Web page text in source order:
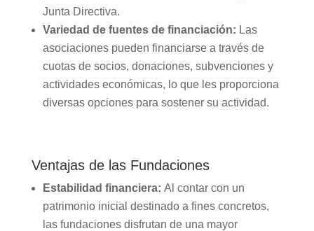
Junta Directiva.
Variedad de fuentes de financiación: Las
asociaciones pueden financiarse a través de
cuotas de socios, donaciones, subvenciones y
actividades económicas, lo que les proporciona
diversas opciones para sostener su actividad.
Ventajas de las Fundaciones
Estabilidad financiera: Al contar con un
patrimonio inicial destinado a fines concretos,
las fundaciones disfrutan de una mayor